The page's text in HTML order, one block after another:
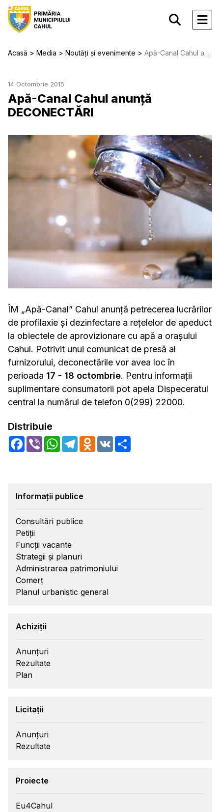
Acasă Media Noutăți și evenimente Apă-Canal Cahul anunță DECONECTĂRI
14 Octombrie 2015
Apă-Canal Cahul anunță
DECONECTĂRI
ÎM „Apă-Canal” Cahul anunță petrecerea lucrărilor
de profilaxie și dezinfectare a rețelelor de apeduct
la obiectele de aprovizionare cu apă a orașului
Cahul. Potrivit unui comunicat de presă al
furnizorului, deconectările vor avea loc în
perioada 17 - 18 octombrie. Pentru informaţii
suplimentare consumatorii pot apela Dispeceratul
central la numărul de telefon 0(299) 22000.
Distribuie
Facebook
Viber WhatsApp
TelegramOdnoklassniki
VK
Informații publice
Consultări publice
Petiții
Funcții vacante
Strategii și planuri
Administrarea patrimoniului
Comerț
Planul urbanistic general
Achiziții
Anunțuri
Rezultate
Plan
Licitații
Anunțuri
Rezultate
Proiecte
Eu4Cahul